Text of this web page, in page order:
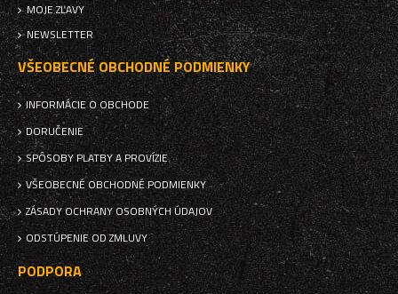
MOJE ZĽAVY
NEWSLETTER
VŠEOBECNÉ OBCHODNÉ PODMIENKY
INFORMÁCIE O OBCHODE
DORUČENIE
SPÔSOBY PLATBY A PROVÍZIE
VŠEOBECNÉ OBCHODNÉ PODMIENKY
ZÁSADY OCHRANY OSOBNÝCH ÚDAJOV
ODSTÚPENIE OD ZMLUVY
PODPORA